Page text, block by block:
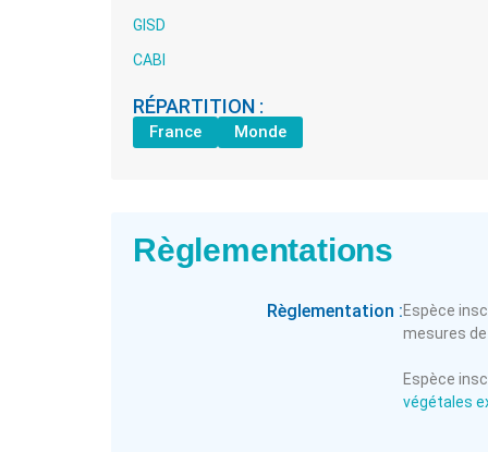
GISD
CABI
RÉPARTITION :
France Monde
Règlementations
Règlementation :Espèce
mesures
Espèce
végétales